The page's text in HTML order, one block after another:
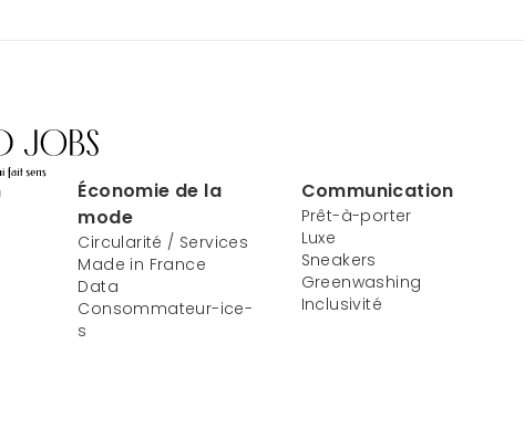
Économie de la
mode
Circularité / Services
Made in France
Data
Consommateur-ice-
s
Communication
Prêt-à-porter
Luxe
Sneakers
Greenwashing
Inclusivité